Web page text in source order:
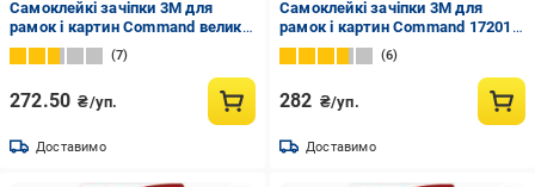
Самоклейкі зачіпки 3M для
рамок і картин Command великі
білі 17206
7
272.50 ₴/уп.
Доставимо
Самоклейкі зачіпки 3M для
рамок і картин Command 17201
середні
6
282 ₴/уп.
Доставимо